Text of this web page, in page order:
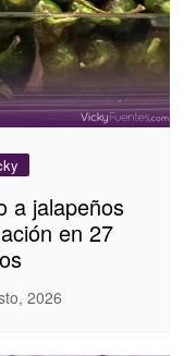
a jalapeños
en 27
2026